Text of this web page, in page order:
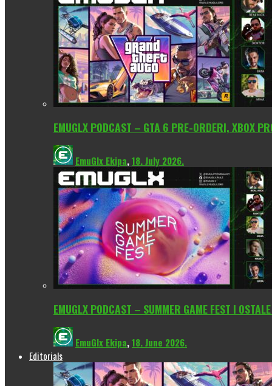
EMUGLX PODCAST – GTA 6 PRE-ORDERI, XBOX
EmuGlx Ekipa,18. July 2026.
EMUGLX PODCAST – SUMMER GAME FEST I
EmuGlx Ekipa,18. June 2026.
Editorials